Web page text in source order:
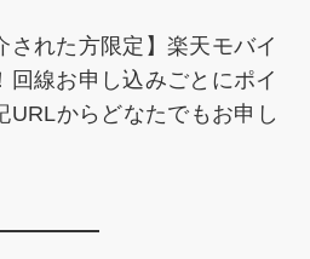
された方限定】楽天モバイ
回線お申し込みごとにポイ
URLからどなたでもお申し